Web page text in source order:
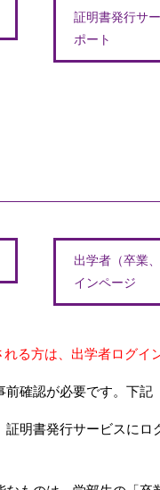
証明書発行サ
ポート
出学者（卒業
インページ
る方は、出学者ログイ
確認が必要です。下記
明書発行サービスに